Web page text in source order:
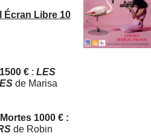
Écran Libre 10
€ : LES
de Marisa
1000 € :
de Robin